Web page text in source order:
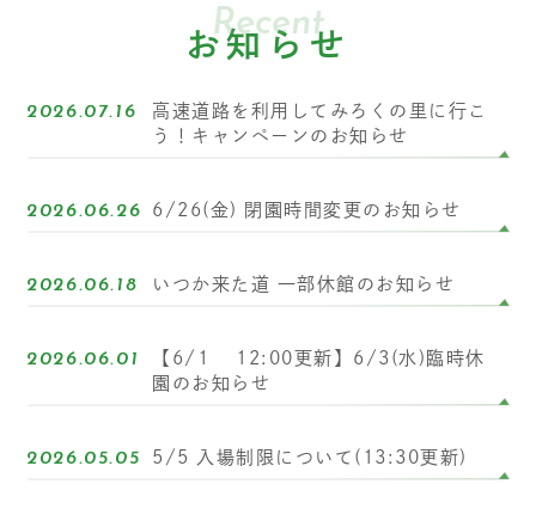
Recent
お知らせ
2026.07.16
高速道路を利用してみろくの里に行こ
う！キャンペーンのお知らせ
2026.06.26 6/26(金) 閉園時間変更のお知らせ
2026.06.18 いつか来た道 一部休館のお知らせ
2026.06.01
【6/1 12:00更新】6/3(水)臨時休
園のお知らせ
2026.05.05 5/5 入場制限について(13:30更新)